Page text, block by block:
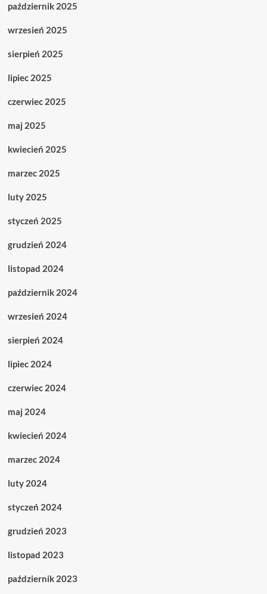
październik 2025
wrzesień 2025
sierpień 2025
lipiec 2025
czerwiec 2025
maj 2025
kwiecień 2025
marzec 2025
luty 2025
styczeń 2025
grudzień 2024
listopad 2024
październik 2024
wrzesień 2024
sierpień 2024
lipiec 2024
czerwiec 2024
maj 2024
kwiecień 2024
marzec 2024
luty 2024
styczeń 2024
grudzień 2023
listopad 2023
październik 2023